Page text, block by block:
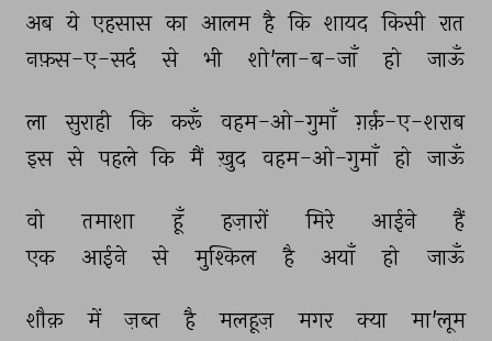
अब ये एहसास का आलम है कि शायद किसी रात
नफ़स-ए-सर्द
से भी शो'ला-ब-जाँ हो जाऊँ
ला सुराही कि करूँ वहम-ओ-गुमाँ
ग़र्क़-ए-शराब
इस से पहले कि मैं ख़ुद वहम-ओ-गुमाँ हो जाऊँ
वो तमाशा हूँ हज़ारों मिरे आईने
हैं
एक
आईने से मुश्किल है अयाँ हो जाऊँ
शौक़ में ज़ब्त है मलहूज़ मगर क्या
मा'लूम